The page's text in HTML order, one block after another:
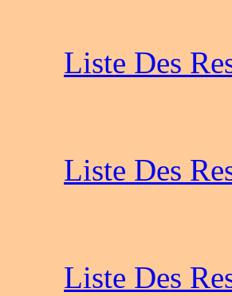
Liste Des
Liste Des
Liste Des